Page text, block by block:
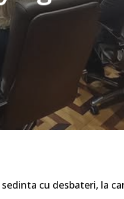
cu desbateri, la